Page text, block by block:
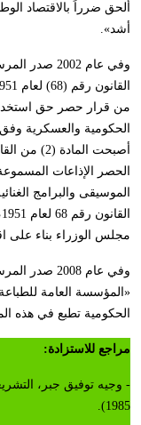
ألحق ضرراً بالاقتصاد
أشد».
من قرار حصر حق استخدام
الحصر الإذاعات
مجلس الوزراء بناء على
«المؤسسة العامة
الحكومية تطبع في هذه
مراجع للاستزادة:
- وجيه توفيق جبر،
1985).